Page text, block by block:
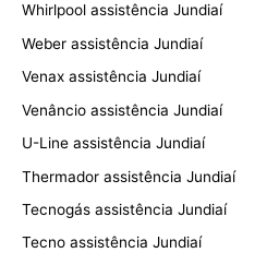
Whirlpool assistência Jundiaí
Weber assistência Jundiaí
Venax assistência Jundiaí
Venâncio assistência Jundiaí
U-Line assistência Jundiaí
Thermador assistência Jundiaí
Tecnogás assistência Jundiaí
Tecno assistência Jundiaí